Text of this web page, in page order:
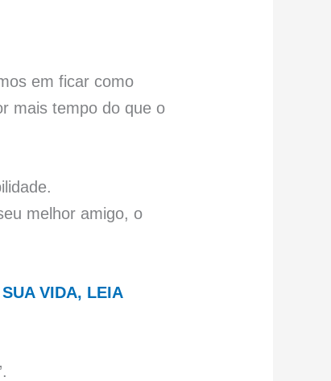
em ficar como
mais tempo do que o
melhor amigo, o
VIDA, LEIA